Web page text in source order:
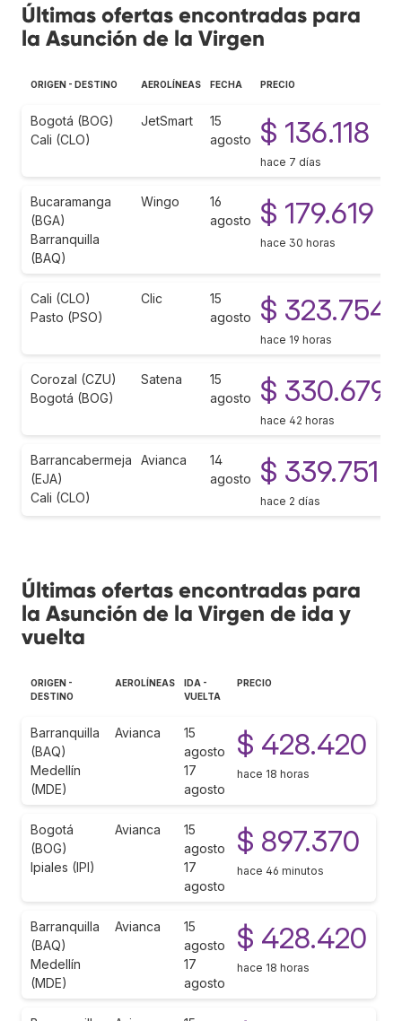
Últimas ofertas encontradas para
la Asunción de la Virgen
ORIGEN - DESTINO AEROLÍNEAS FECHA PRECIO
Bogotá (BOG)
Cali (CLO)
JetSmart
15
agosto
$ 136.118
hace 7 días
Bucaramanga
(BGA)
Barranquilla
(BAQ)
Wingo
16
agosto
$ 179.619
hace 30 horas
Cali (CLO)
Pasto (PSO)
Clic
15
agosto
$ 323.754
hace 19 horas
Corozal (CZU)
Bogotá (BOG)
Satena
15
agosto
$ 330.679
hace 42 horas
Barrancabermeja
(EJA)
Cali (CLO)
Avianca
14
agosto
$ 339.751
hace 2 días
Últimas ofertas encontradas para
la Asunción de la Virgen de ida y
vuelta
ORIGEN -
DESTINO
AEROLÍNEAS
IDA -
VUELTA
PRECIO
Barranquilla
(BAQ)
Medellín
(MDE)
Avianca
15
agosto
17
agosto
$ 428.420
hace 18 horas
Bogotá
(BOG)
Ipiales (IPI)
Avianca
15
agosto
17
agosto
$ 897.370
hace 46 minutos
Barranquilla
(BAQ)
Medellín
(MDE)
Avianca
15
agosto
17
agosto
$ 428.420
hace 18 horas